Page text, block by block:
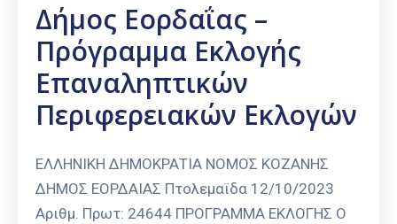
Δήμος Εορδαΐας –
Πρόγραμμα Εκλογής
Επαναληπτικών
Περιφερειακών Εκλογών
ΕΛΛΗΝΙΚΗ ΔΗΜΟΚΡΑΤΙΑ ΝΟΜΟΣ ΚΟΖΑΝΗΣ
ΔΗΜΟΣ ΕΟΡΔΑΙΑΣ Πτολεμαϊδα 12/10/2023
Αριθμ. Πρωτ: 24644 ΠΡΟΓΡΑΜΜΑ ΕΚΛΟΓΗΣ Ο